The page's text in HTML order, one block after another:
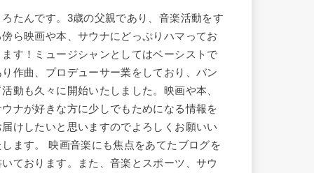
ろたんです。3歳の父親であり、音楽活動をす
傍ら映画や本、サウナにどっぷりハマってお
ます！ミュージシャンとしてはベーシストで
り作曲、プロデューサー業をしており、バン
活動も久々に開始いたしました。映画や本、
ウナが好きな方に少しでもためになる情報を
届けしたいと思いますのでよろしくお願いい
します。 映画音楽にも焦点をあてたブログを
いております。また、音楽とスポーツ、サウ